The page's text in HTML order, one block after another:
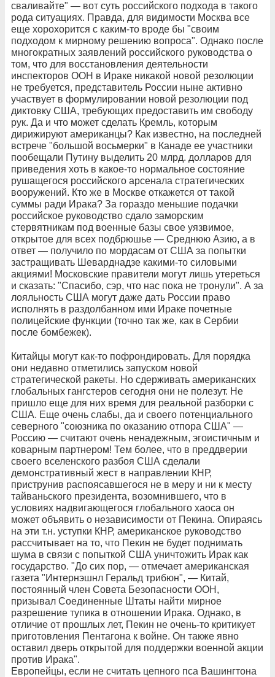
сваливайте" — вот суть российского подхода в такого
рода ситуациях. Правда, для видимости Москва все
еще хорохорится с каким-то вроде бы "своим
подходом к мирному решению вопроса". Однако после
многократных заявлений российского руководства о
том, что для восстановления деятельности
инспекторов ООН в Ираке никакой новой резолюции
не требуется, представитель России ныне активно
участвует в формулировании новой резолюции под
диктовку США, требующих предоставить им свободу
рук. Да и что может сделать Кремль, которым
дирижируют американцы? Как известно, на последней
встрече "большой восьмерки" в Канаде ее участники
пообещали Путину выделить 20 млрд. долларов для
приведения хоть в какое-то нормальное состояние
рушащегося российского арсенала стратегических
вооружений. Кто же в Москве откажется от такой
суммы ради Ирака? За гораздо меньшие подачки
российское руководство сдало заморским
стервятникам под военные базы свое уязвимое,
открытое для всех подбрюшье — Среднюю Азию, а в
ответ — получило по мордасам от США за попытки
застращивать Шеварднадзе какими-то силовыми
акциями! Московские правители могут лишь утереться
и сказать: "Спасибо, сэр, что нас пока не тронули". А за
лояльность США могут даже дать России право
исполнять в раздолбанном ими Ираке почетные
полицейские функции (точно так же, как в Сербии
после бомбежек).
Китайцы могут как-то пофрондировать. Для порядка
они недавно отметились запуском новой
стратегической ракеты. Но сдерживать американских
глобальных гангстеров сегодня они не полезут. Не
пришло еще для них время для реальной разборки с
США. Еще очень слабы, да и своего потенциального
северного "союзника по оказанию отпора США" —
Россию — считают очень ненадежным, эгоистичным и
коварным партнером! Тем более, что в преддверии
своего вселенского разбоя США сделали
демонстративный жест в направлении КНР,
приструнив распоясавшегося не в меру и ни к месту
тайваньского президента, возомнившего, что в
условиях надвигающегося глобального хаоса он
может объявить о независимости от Пекина. Опираясь
на эти т.н. уступки КНР, американское руководство
рассчитывает на то, что Пекин не будет поднимать
шума в связи с попыткой США уничтожить Ирак как
государство. "До сих пор, — отмечает американская
газета "Интернэшнл Геральд трибюн", — Китай,
постоянный член Совета Безопасности ООН,
призывал Соединенные Штаты найти мирное
разрешение тупика в отношении Ирака. Однако, в
отличие от прошлых лет, Пекин не очень-то критикует
приготовления Пентагона к войне. Он также явно
оставил дверь открытой для поддержки военной акции
против Ирака".
Европейцы, если не считать цепного пса Вашингтона